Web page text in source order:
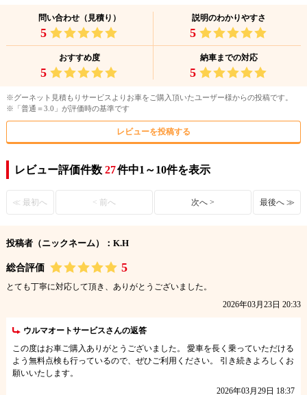
問い合わせ（見積り）
5
説明のわかりやすさ
5
おすすめ度
5
納車までの対応
5
※グーネット見積もりサービスよりお車をご購入頂いたユーザー様からの投稿です。
※「普通＝3.0」が評価時の基準です
レビューを投稿する
レビュー評価件数 27件中1～10件を表示
≪ 最初へ < 前へ 次へ > 最後へ ≫
投稿者（ニックネーム）：K.H
総合評価 5
とても丁寧に対応して頂き、ありがとうございました。
2026年03月23日 20:33
ウルマオートサービスさんの返答
この度はお車ご購入ありがとうございました。 愛車を長く乗っていただける
よう無料点検も行っているので、ぜひご利用ください。 引き続きよろしくお
願いいたします。
2026年03月29日 18:37